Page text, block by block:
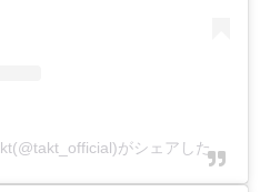
コラボレーションスペース Takt(@takt_official)がシェアした投稿